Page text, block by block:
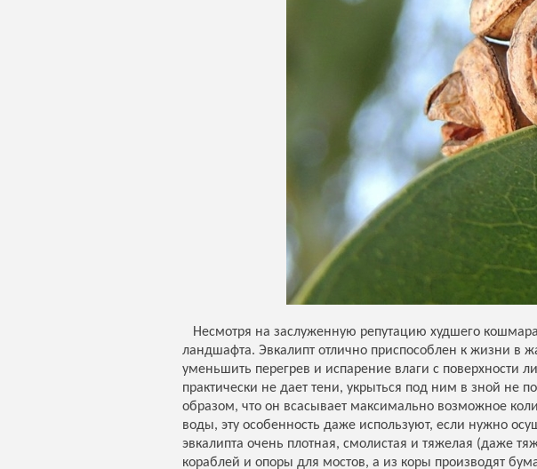
Несмотря на заслуженную репутацию худшего
ландшафта. Эвкалипт отлично приспособлен к жизни в
уменьшить перегрев и испарение влаги с
практически не дает тени, укрыться под ним в зной не
образом, что он всасывает максимально возможное
воды, эту особенность даже используют, если нужно
эвкалипта очень плотная, смолистая и тяжелая (даже
кораблей и опоры для мостов, а из коры производят